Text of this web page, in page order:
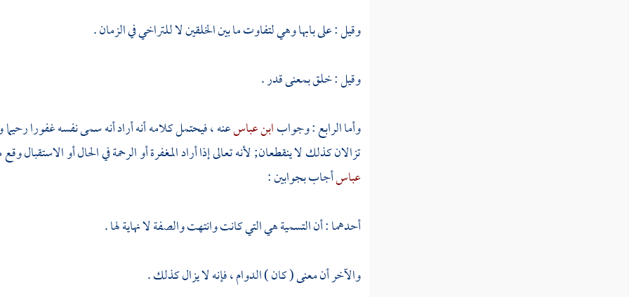
وقيل : على بابها وهي لتفاوت ما بين الخلقين لا للتراخي في الزمان .
وقيل : خلق بمعنى قدر .
وأما الرابع : وجوابابن عباسعنه ، فيحتمل كلامه أنه أراد أنه سمى نفسه غفورا
تزالان كذلك لا ينقطعان; لأنه تعالى إذا أراد المغفرة أو الرحمة في الحال أو الاستقبال
عباسأجاب بجوابين :
أحدهما : أن التسمية هي التي كانت وانتهت والصفة لا نهاية لها .
والآخر أن معنى ( كان ) الدوام ، فإنه لا يزال كذلك .